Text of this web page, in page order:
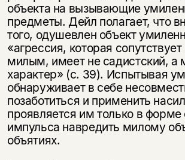
объекта на вызывающие
предметы. Дейл полагает, что
того, одушевлен объект
«агрессия, которая
милым, имеет не садистский, а
характер» (с. 39). Испытывая
обнаруживает в себе
позаботиться и применить
проявляется им только в
импульса навредить милому
объятиях.